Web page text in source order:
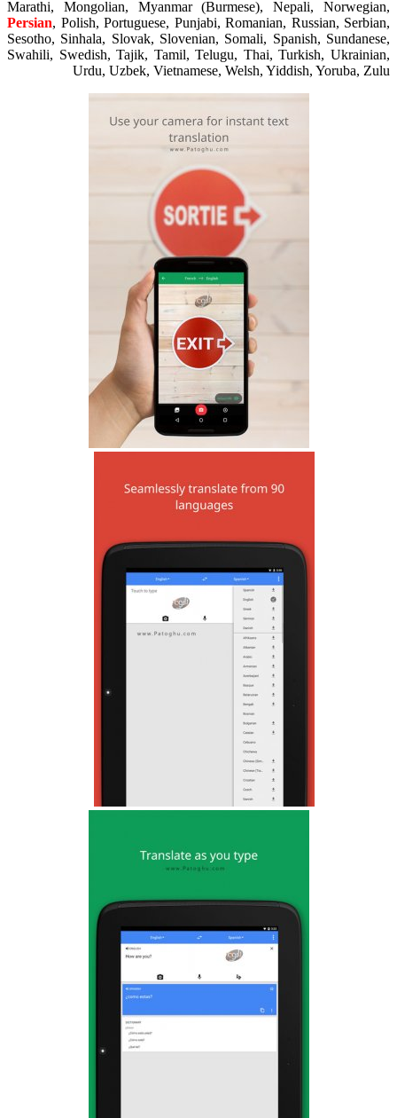
Marathi, Mongolian, Myanmar (Burmese), Nepali,
Persian , Polish, Portuguese, Punjabi, Romanian, Russian,
Sesotho, Sinhala, Slovak, Slovenian, Somali, Spanish,
Swahili, Swedish, Tajik, Tamil, Telugu, Thai, Turkish,
Urdu, Uzbek, Vietnamese, Welsh, Yiddish, Yoruba,